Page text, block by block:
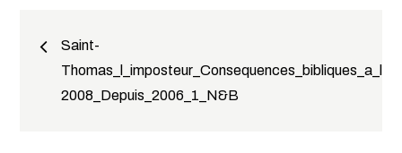
Navigation
de
Saint-
2008_Depuis_2006_1_N&B